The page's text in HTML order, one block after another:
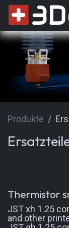
Zum Inhalt
Produkte
Thermistor
JST xh 1.25
and other